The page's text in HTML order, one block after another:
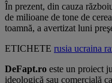
În prezent, din cauza
de milioane de tone de
toamnă, a avertizat luni
ETICHETE rusia ucraina
DeFapt.ro este un proiect
ideologică sau comercială